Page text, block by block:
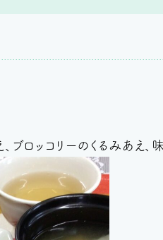
ロッコリーのくるみあえ、